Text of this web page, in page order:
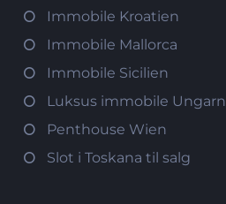
Immobile Kroatien
Immobile Mallorca
Immobile Sicilien
Luksus immobile Ungarn
Penthouse Wien
Slot i Toskana til salg